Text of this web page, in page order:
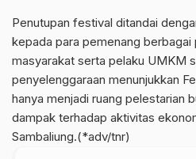
Penutupan festival ditandai
kepada para pemenang
masyarakat serta pelaku UMKM
penyelenggaraan menunjukkan
hanya menjadi ruang pelestarian
dampak terhadap aktivitas
Sambaliung.(*adv/tnr)